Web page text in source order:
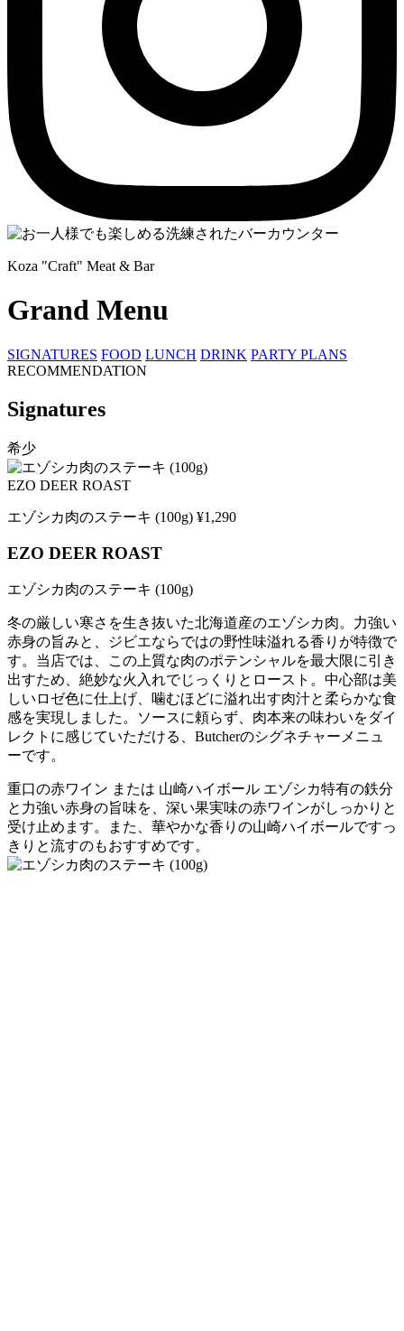
Koza "Craft" Meat & Bar
Grand Menu
SIGNATURES FOOD LUNCH DRINK PARTY PLANS
RECOMMENDATION
Signatures
希少
EZO DEER ROAST
エゾシカ肉のステーキ (100g) ¥1,290
EZO DEER ROAST
エゾシカ肉のステーキ (100g)
冬の厳しい寒さを生き抜いた北海道産のエゾシカ肉。力強い
赤身の旨みと、ジビエならではの野性味溢れる香りが特徴で
す。当店では、この上質な肉のポテンシャルを最大限に引き
出すため、絶妙な火入れでじっくりとロースト。中心部は美
しいロゼ色に仕上げ、噛むほどに溢れ出す肉汁と柔らかな食
感を実現しました。ソースに頼らず、肉本来の味わいをダイ
レクトに感じていただける、Butcherのシグネチャーメニュ
ーです。
重口の赤ワイン または 山崎ハイボール エゾシカ特有の鉄分
と力強い赤身の旨味を、深い果実味の赤ワインがしっかりと
受け止めます。また、華やかな香りの山崎ハイボールですっ
きりと流すのもおすすめです。